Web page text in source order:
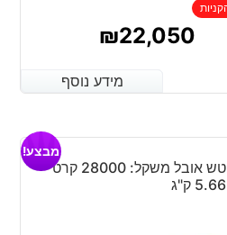
₪22,050
מידע נוסף
מידע נוסף
לאספנים: אמרלד מלוטש אובל משקל: 28000 קרט –
5.66 ק"ג
מבצע!